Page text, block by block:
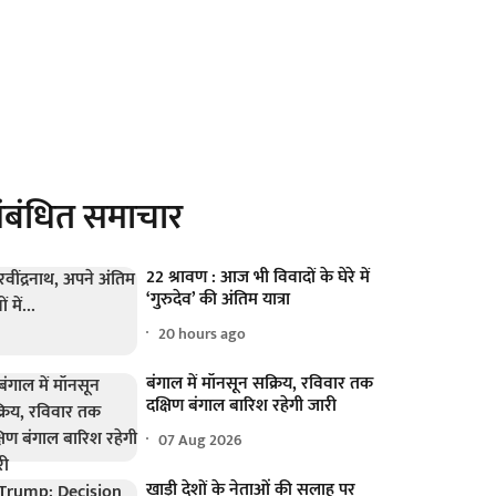
समाचार
22 श्रावण : आज भी विवादों के घेरे में
‘गुरुदेव’ की अंतिम यात्रा
20 hours ago
बंगाल में मॉनसून सक्रिय, रविवार तक
दक्षिण बंगाल बारिश रहेगी जारी
07 Aug 2026